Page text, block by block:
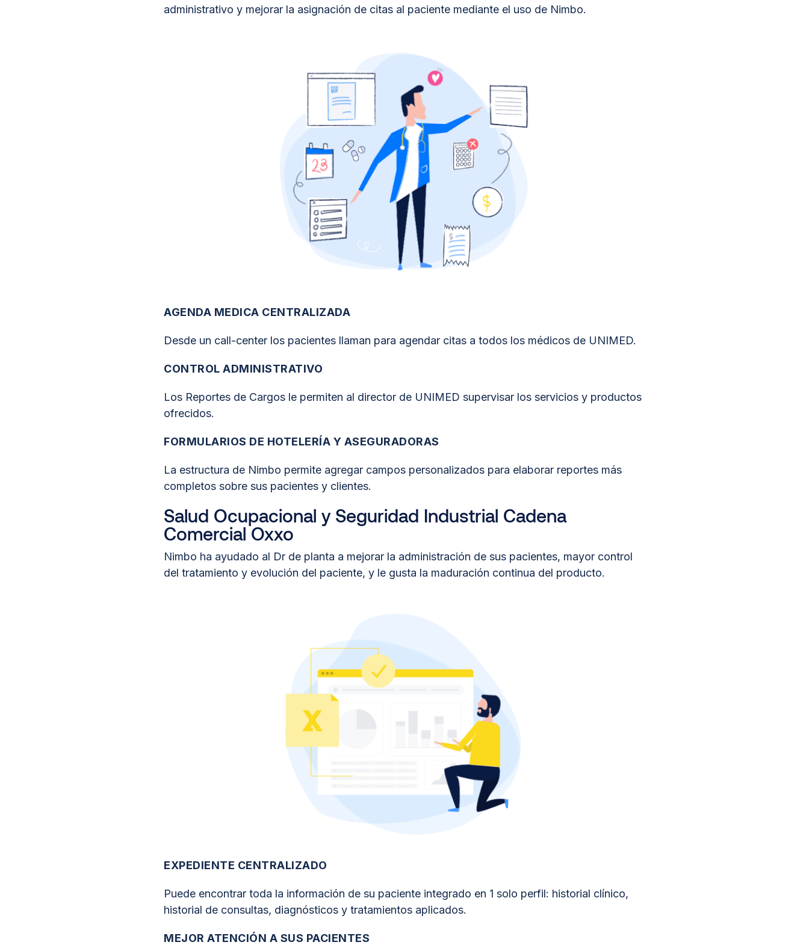
administrativo y mejorar la asignación de citas al paciente mediante el uso de Nimbo.
AGENDA MEDICA CENTRALIZADA
Desde un call-center los pacientes llaman para agendar citas a todos los médicos de UNIMED.
CONTROL ADMINISTRATIVO
Los Reportes de Cargos le permiten al director de UNIMED supervisar los servicios y productos
ofrecidos.
FORMULARIOS DE HOTELERÍA Y ASEGURADORAS
La estructura de Nimbo permite agregar campos personalizados para elaborar reportes más
completos sobre sus pacientes y clientes.
Salud Ocupacional y Seguridad Industrial Cadena
Comercial Oxxo
Nimbo ha ayudado al Dr de planta a mejorar la administración de sus pacientes, mayor control
del tratamiento y evolución del paciente, y le gusta la maduración continua del producto.
EXPEDIENTE CENTRALIZADO
Puede encontrar toda la información de su paciente integrado en 1 solo perfil: historial clínico,
historial de consultas, diagnósticos y tratamientos aplicados.
MEJOR ATENCIÓN A SUS PACIENTES